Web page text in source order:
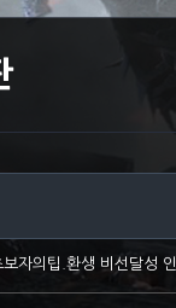
보자의팁.환생 비선달성